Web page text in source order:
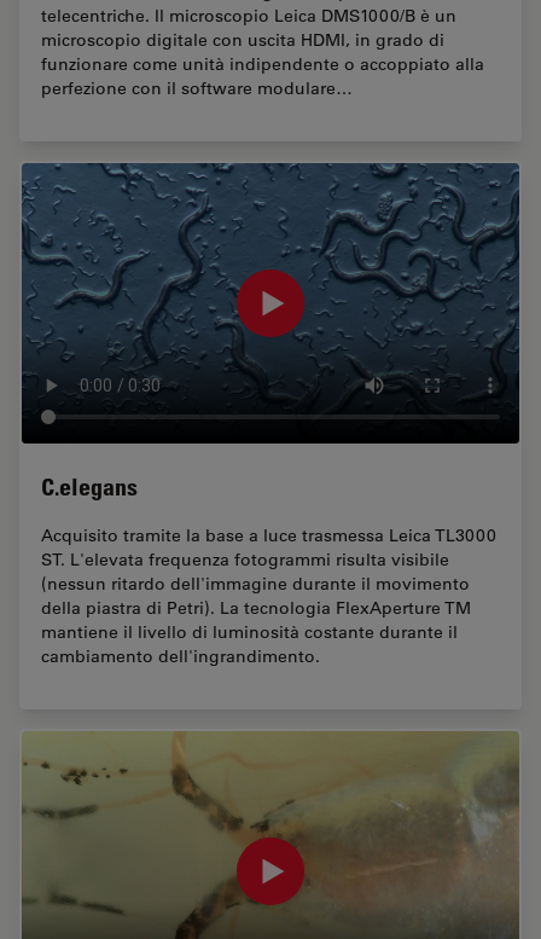
telecentriche. Il microscopio Leica DMS1000/B è un
microscopio digitale con uscita HDMI, in grado di
funzionare come unità indipendente o accoppiato alla
perfezione con il software modulare…
C.elegans
Acquisito tramite la base a luce trasmessa Leica TL3000
ST. L'elevata frequenza fotogrammi risulta visibile
(nessun ritardo dell'immagine durante il movimento
della piastra di Petri). La tecnologia FlexAperture TM
mantiene il livello di luminosità costante durante il
cambiamento dell'ingrandimento.